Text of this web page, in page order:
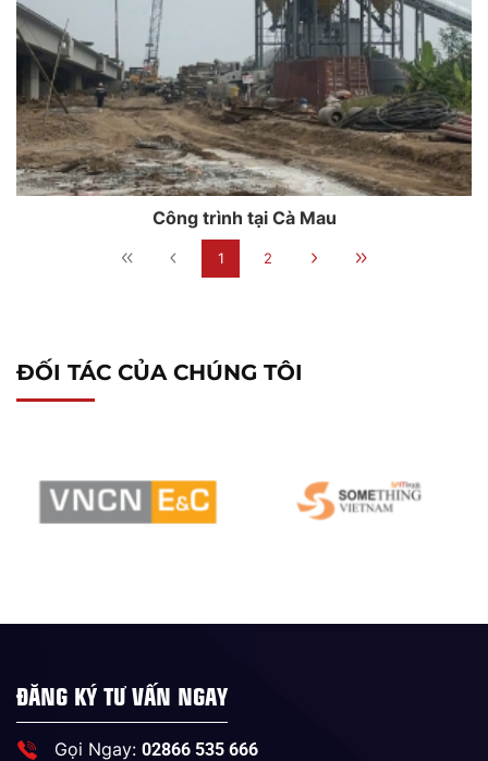
Công trình tại Cà Mau
1 2
ĐỐI TÁC CỦA CHÚNG TÔI
ĐĂNG KÝ TƯ VẤN NGAY
Gọi Ngay: 02866 535 666